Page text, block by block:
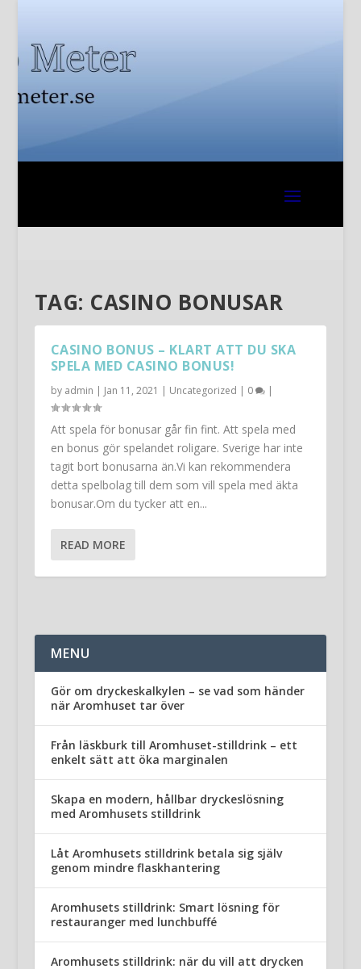
TAG: CASINO BONUSAR
CASINO BONUS – KLART ATT DU SKA
SPELA MED CASINO BONUS!
by admin | Jan 11, 2021 | Uncategorized | 0 |
Att spela för bonusar går fin fint. Att spela med
en bonus gör spelandet roligare. Sverige har inte
tagit bort bonusarna än.Vi kan rekommendera
detta spelbolag till dem som vill spela med äkta
bonusar.Om du tycker att en...
READ MORE
MENU
Gör om dryckeskalkylen – se vad som händer
när Aromhuset tar över
Från läskburk till Aromhuset-stilldrink – ett
enkelt sätt att öka marginalen
Skapa en modern, hållbar dryckeslösning
med Aromhusets stilldrink
Låt Aromhusets stilldrink betala sig själv
genom mindre flaskhantering
Aromhusets stilldrink: Smart lösning för
restauranger med lunchbuffé
Aromhusets stilldrink: när du vill att drycken